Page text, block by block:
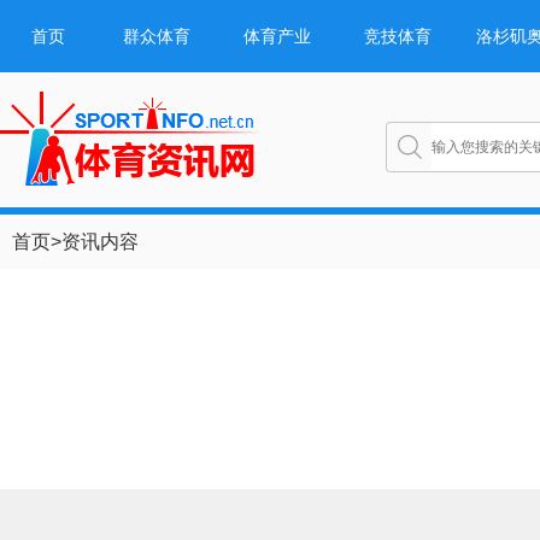
首页 群众体育 体育产业 竞技体育 洛杉矶
首页>资讯内容